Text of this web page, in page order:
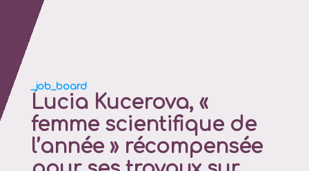
Lucia Kucerova, «
femme scientifique de
l’année » récompensée